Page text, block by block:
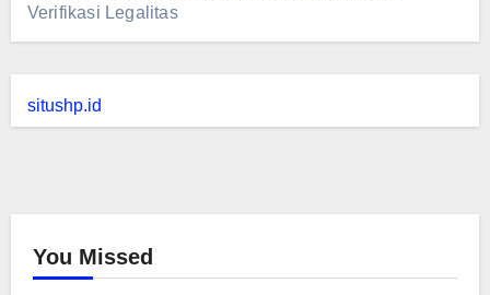
Verifikasi Legalitas
situshp.id
You Missed